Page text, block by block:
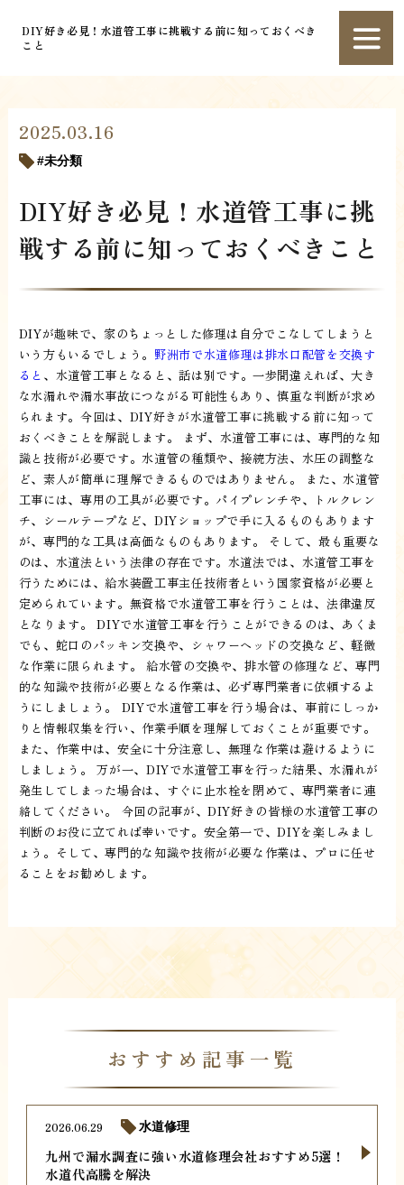
DIY好き必見！水道管工事に挑戦する前に知っておくべき
こと
2025.03.16
未分類
DIY好き必見！水道管工事に挑
戦する前に知っておくべきこと
DIYが趣味で、家のちょっとした修理は自分でこなしてしまうと
いう方もいるでしょう。 野洲市で水道修理は排水口配管を交換す
ると 、水道管工事となると、話は別です。一歩間違えれば、大き
な水漏れや漏水事故につながる可能性もあり、慎重な判断が求め
られます。今回は、DIY好きが水道管工事に挑戦する前に知って
おくべきことを解説します。 まず、水道管工事には、専門的な知
識と技術が必要です。水道管の種類や、接続方法、水圧の調整な
ど、素人が簡単に理解できるものではありません。 また、水道管
工事には、専用の工具が必要です。パイプレンチや、トルクレン
チ、シールテープなど、DIYショップで手に入るものもあります
が、専門的な工具は高価なものもあります。 そして、最も重要な
のは、水道法という法律の存在です。水道法では、水道管工事を
行うためには、給水装置工事主任技術者という国家資格が必要と
定められています。無資格で水道管工事を行うことは、法律違反
となります。 DIYで水道管工事を行うことができるのは、あくま
でも、蛇口のパッキン交換や、シャワーヘッドの交換など、軽微
な作業に限られます。 給水管の交換や、排水管の修理など、専門
的な知識や技術が必要となる作業は、必ず専門業者に依頼するよ
うにしましょう。 DIYで水道管工事を行う場合は、事前にしっか
りと情報収集を行い、作業手順を理解しておくことが重要です。
また、作業中は、安全に十分注意し、無理な作業は避けるように
しましょう。 万が一、DIYで水道管工事を行った結果、水漏れが
発生してしまった場合は、すぐに止水栓を閉めて、専門業者に連
絡してください。 今回の記事が、DIY好きの皆様の水道管工事の
判断のお役に立てれば幸いです。安全第一で、DIYを楽しみまし
ょう。そして、専門的な知識や技術が必要な作業は、プロに任せ
ることをお勧めします。
おすすめ記事一覧
九州で漏水調査に強い水道修理会社おすすめ5選！
水道代高騰を解決
2026.06.29 水道修理